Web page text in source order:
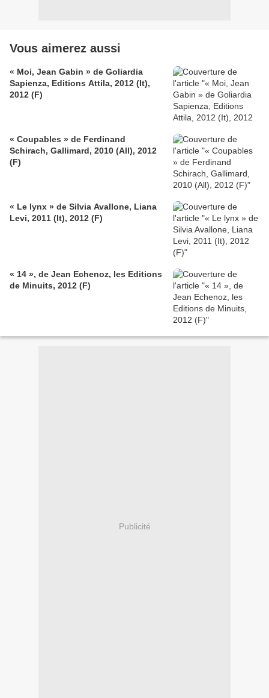
Vous aimerez aussi
« Moi, Jean Gabin » de Goliardia
Sapienza, Editions Attila, 2012 (It),
2012 (F)
« Coupables » de Ferdinand
Schirach, Gallimard, 2010 (All), 2012
(F)
« Le lynx » de Silvia Avallone, Liana
Levi, 2011 (It), 2012 (F)
« 14 », de Jean Echenoz, les Editions
de Minuits, 2012 (F)
Publicité